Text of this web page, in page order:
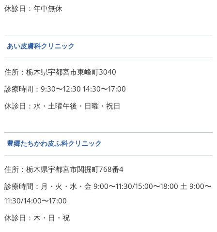
休診日：年中無休
あい皮膚科クリニック
住所：栃木県宇都宮市東峰町3040
診療時間：9:30〜12:30 14:30〜17:00
休診日：水・土曜午後・日曜・祝日
豊郷たちかわ皮ふ科クリニック
住所：栃木県宇都宮市関掘町768番4
診療時間：月・火・水・金 9:00〜11:30/15:00〜18:00 土 9:00〜
11:30/14:00〜17:00
休診日：木・日・祝